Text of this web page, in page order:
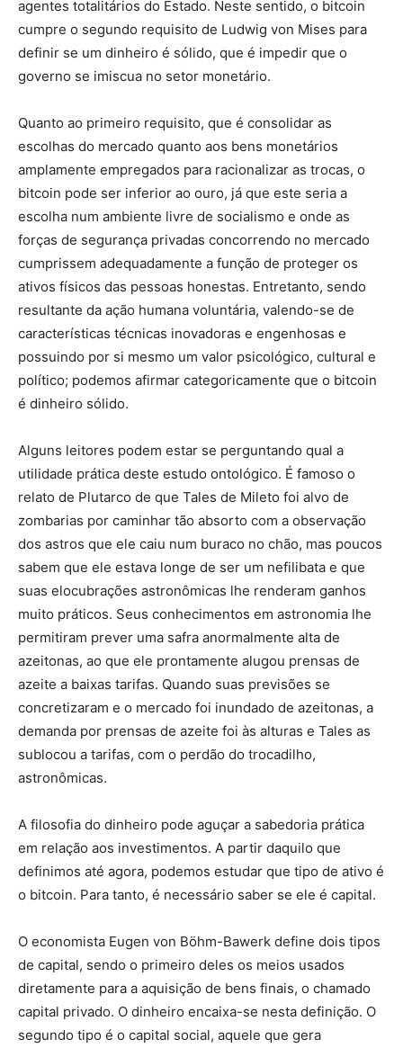
agentes totalitários do Estado. Neste sentido, o bitcoin
cumpre o segundo requisito de Ludwig von Mises para
definir se um dinheiro é sólido, que é impedir que o
governo se imiscua no setor monetário.
Quanto ao primeiro requisito, que é consolidar as
escolhas do mercado quanto aos bens monetários
amplamente empregados para racionalizar as trocas, o
bitcoin pode ser inferior ao ouro, já que este seria a
escolha num ambiente livre de socialismo e onde as
forças de segurança privadas concorrendo no mercado
cumprissem adequadamente a função de proteger os
ativos físicos das pessoas honestas. Entretanto, sendo
resultante da ação humana voluntária, valendo-se de
características técnicas inovadoras e engenhosas e
possuindo por si mesmo um valor psicológico, cultural e
político; podemos afirmar categoricamente que o bitcoin
é dinheiro sólido.
Alguns leitores podem estar se perguntando qual a
utilidade prática deste estudo ontológico. É famoso o
relato de Plutarco de que Tales de Mileto foi alvo de
zombarias por caminhar tão absorto com a observação
dos astros que ele caiu num buraco no chão, mas poucos
sabem que ele estava longe de ser um nefilibata e que
suas elocubrações astronômicas lhe renderam ganhos
muito práticos. Seus conhecimentos em astronomia lhe
permitiram prever uma safra anormalmente alta de
azeitonas, ao que ele prontamente alugou prensas de
azeite a baixas tarifas. Quando suas previsões se
concretizaram e o mercado foi inundado de azeitonas, a
demanda por prensas de azeite foi às alturas e Tales as
sublocou a tarifas, com o perdão do trocadilho,
astronômicas.
A filosofia do dinheiro pode aguçar a sabedoria prática
em relação aos investimentos. A partir daquilo que
definimos até agora, podemos estudar que tipo de ativo é
o bitcoin. Para tanto, é necessário saber se ele é capital.
O economista Eugen von Böhm-Bawerk define dois tipos
de capital, sendo o primeiro deles os meios usados
diretamente para a aquisição de bens finais, o chamado
capital privado. O dinheiro encaixa-se nesta definição. O
segundo tipo é o capital social, aquele que gera